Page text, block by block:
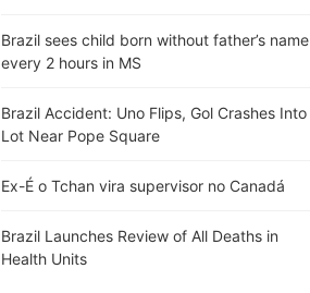
Brazil sees child born without father’s name
every 2 hours in MS
Brazil Accident: Uno Flips, Gol Crashes Into
Lot Near Pope Square
Ex-É o Tchan vira supervisor no Canadá
Brazil Launches Review of All Deaths in
Health Units